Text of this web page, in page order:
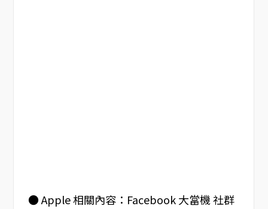
● Apple 相關內容：Facebook 大當機 社群